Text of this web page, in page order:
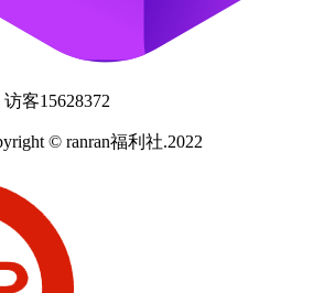
访客15628372
© ranran福利社.2022